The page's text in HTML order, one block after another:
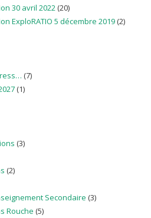
30 avril 2022 (20)
ExploRATIO 5 décembre 2019 (2)
(7)
(1)
(3)
(2)
Secondaire (3)
Rouche (5)